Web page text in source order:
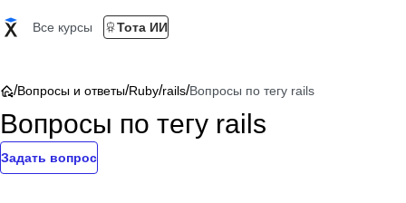
Все курсы Тота ИИ
/Вопросы и ответы/Ruby/rails/Вопросы по тегу rails
Вопросы по тегу rails
Задать вопрос